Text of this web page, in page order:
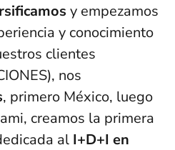
y empezamos
y conocimiento
clientes
nos
, primero México, luego
creamos la primera
al I+D+I en